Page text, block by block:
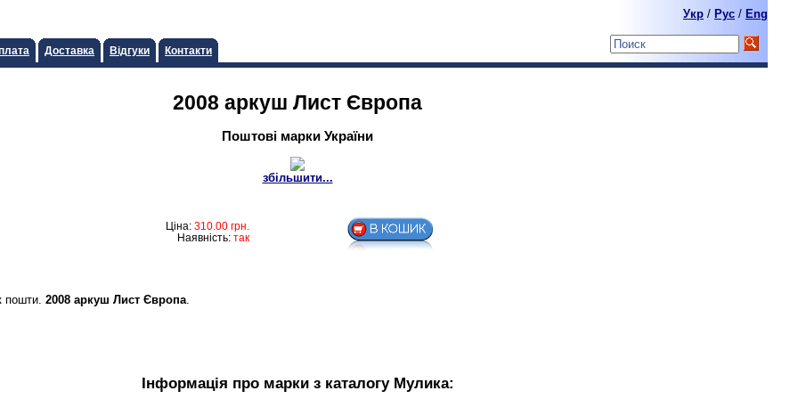
Доставка Відгуки Контакти
Укр / Pyc / Eng
2008 аркуш Лист Європа
Поштові марки України
збільшити...
Ціна: 310.00 грн.
Наявність: так
пошти. 2008 аркуш Лист Європа.
Інформація про марки з каталогу Мулика: